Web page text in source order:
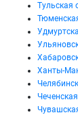
Тульская
Ханты-